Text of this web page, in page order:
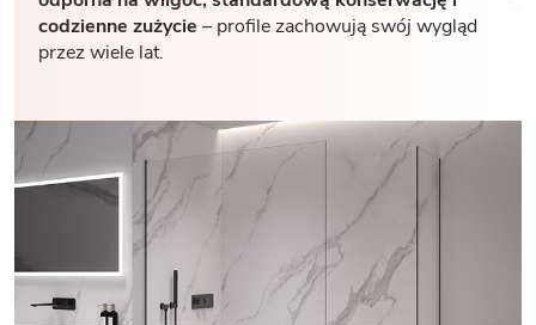
codzienne zużycie – profile zachowują swój wygląd
przez wiele lat.